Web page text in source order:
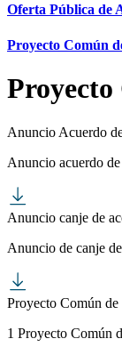
Oferta Pública de
Proyecto Común
Proyecto
Anuncio Acuerdo
Anuncio acuerdo
Anuncio canje de
Anuncio de canje
Proyecto Común de
1 Proyecto Común